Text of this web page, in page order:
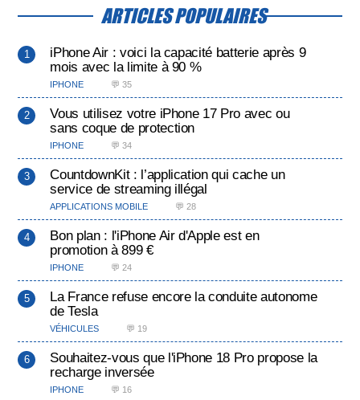
ARTICLES POPULAIRES
iPhone Air : voici la capacité batterie après 9
mois avec la limite à 90 %
IPHONE 💬 35
Vous utilisez votre iPhone 17 Pro avec ou
sans coque de protection
IPHONE 💬 34
CountdownKit : l’application qui cache un
service de streaming illégal
APPLICATIONS MOBILE 💬 28
Bon plan : l'iPhone Air d'Apple est en
promotion à 899 €
IPHONE 💬 24
La France refuse encore la conduite autonome
de Tesla
VÉHICULES 💬 19
Souhaitez-vous que l'iPhone 18 Pro propose la
recharge inversée
IPHONE 💬 16